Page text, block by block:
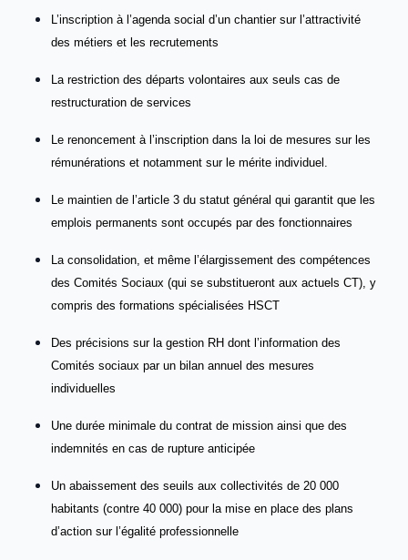
L’inscription à l’agenda social d’un chantier sur l’attractivité
des métiers et les recrutements
La restriction des départs volontaires aux seuls cas de
restructuration de services
Le renoncement à l’inscription dans la loi de mesures sur les
rémunérations et notamment sur le mérite individuel.
Le maintien de l’article 3 du statut général qui garantit que les
emplois permanents sont occupés par des fonctionnaires
La consolidation, et même l’élargissement des compétences
des Comités Sociaux (qui se substitueront aux actuels CT), y
compris des formations spécialisées HSCT
Des précisions sur la gestion RH dont l’information des
Comités sociaux par un bilan annuel des mesures
individuelles
Une durée minimale du contrat de mission ainsi que des
indemnités en cas de rupture anticipée
Un abaissement des seuils aux collectivités de 20 000
habitants (contre 40 000) pour la mise en place des plans
d’action sur l’égalité professionnelle